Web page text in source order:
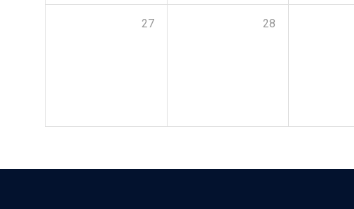
27 28